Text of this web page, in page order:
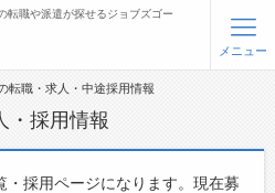
転職や派遣が探せるジョブズゴー
メニュー
転職・求人・中途採用情報
・採用情報
採用ページになります。現在募